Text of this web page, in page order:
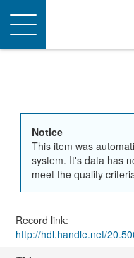
Toggle
navigation
Notice
This item was
system. It's data has
meet the quality
Record link:
http://hdl.handle.net/